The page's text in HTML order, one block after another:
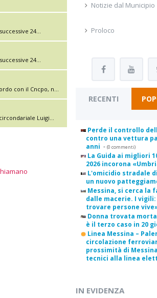
24...
24...
con il Cncpo, n...
Luigi...
Notizie dal Municipio
Proloco
RECENTI
Perde il controllo
contro una vettura
anni - (0 commenti)
La Guida ai migliori
2026 incorona
L'omicidio stradale
un nuovo
Messina, si cerca
dalle macerie. I
trovare persone
Donna trovata
è il terzo caso in 20
Linea Messina –
circolazione
prossimità di
tecnici alla linea
IN EVIDENZA